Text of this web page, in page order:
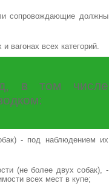
сопровождающие должны
вагонах всех категорий.
в том числе
- под наблюдением их
(не более двух собак), -
всех мест в купе;